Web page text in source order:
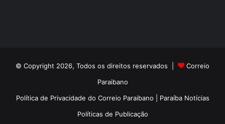
© Copyright 2026, Todos os direitos reservados |
Correio
Paraibano
Política de Privacidade do Correio Paraibano | Paraíba Notícias
Políticas de Publicação